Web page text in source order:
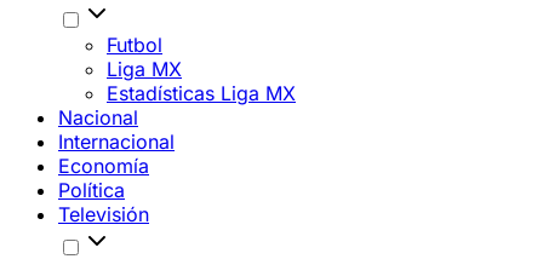
Futbol
Liga MX
Estadísticas Liga MX
Nacional
Internacional
Economía
Política
Televisión